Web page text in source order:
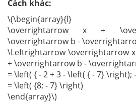
Cách khác:
\(\begin{array}{l}
\overrightarrow x +
\overrightarrow b -
\Leftrightarrow \overrightarrow
+ \overrightarrow b -
= \left( { - 2 + 3 - \left( { - 7} \right);
= \left( {8; - 7} \right)
\end{array}\)